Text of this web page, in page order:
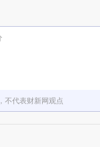
不代表财新网观点